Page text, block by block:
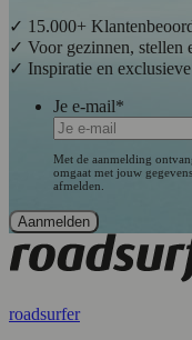
✓ 15.000+
✓ Voor gezinnen, stellen
✓ Inspiratie en
Je e-mail*
Met de aanmelding
omgaat met jouw
afmelden.
roadsurfer